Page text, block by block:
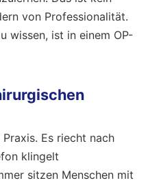
von Professionalität.
wissen, ist in einem OP-
Es riecht nach
klingelt
sitzen Menschen mit